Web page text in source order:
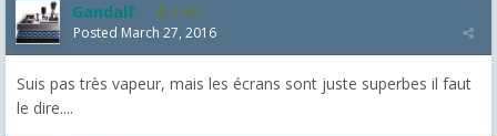
Gandalf 2,463
Posted March 27, 2016
Suis pas très vapeur, mais les écrans sont juste superbes il faut
le dire....